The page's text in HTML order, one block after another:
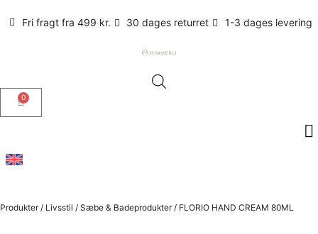
Fri fragt fra 499 kr. 30 dages returret 1-3 dages levering
0
Produkter / Livsstil / Sæbe & Badeprodukter / FLORIO HAND CREAM 80ML